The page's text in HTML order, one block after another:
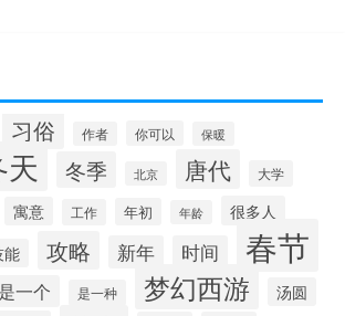
习俗 作者 你可以 保暖
冬季 北京 唐代 大学
寓意 工作 年初 年龄 很多人
能 攻略 新年 时间 春节
是一个 是一种 梦幻西游 汤圆